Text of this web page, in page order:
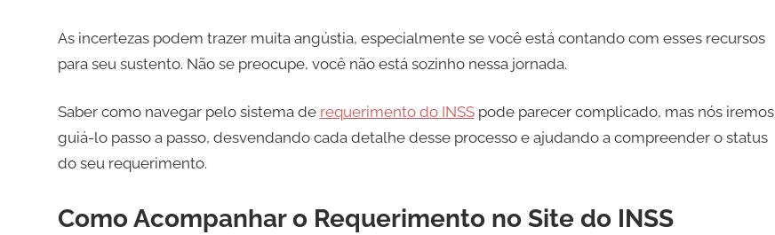
As incertezas podem trazer muita angústia, especialmente se você está contando com esses recursos
para seu sustento. Não se preocupe, você não está sozinho nessa jornada.
Saber como navegar pelo sistema de requerimento do INSSpode parecer complicado, mas nós iremos
guiá-lo passo a passo, desvendando cada detalhe desse processo e ajudando a compreender o status
do seu requerimento.
Como Acompanhar o Requerimento no Site do INSS